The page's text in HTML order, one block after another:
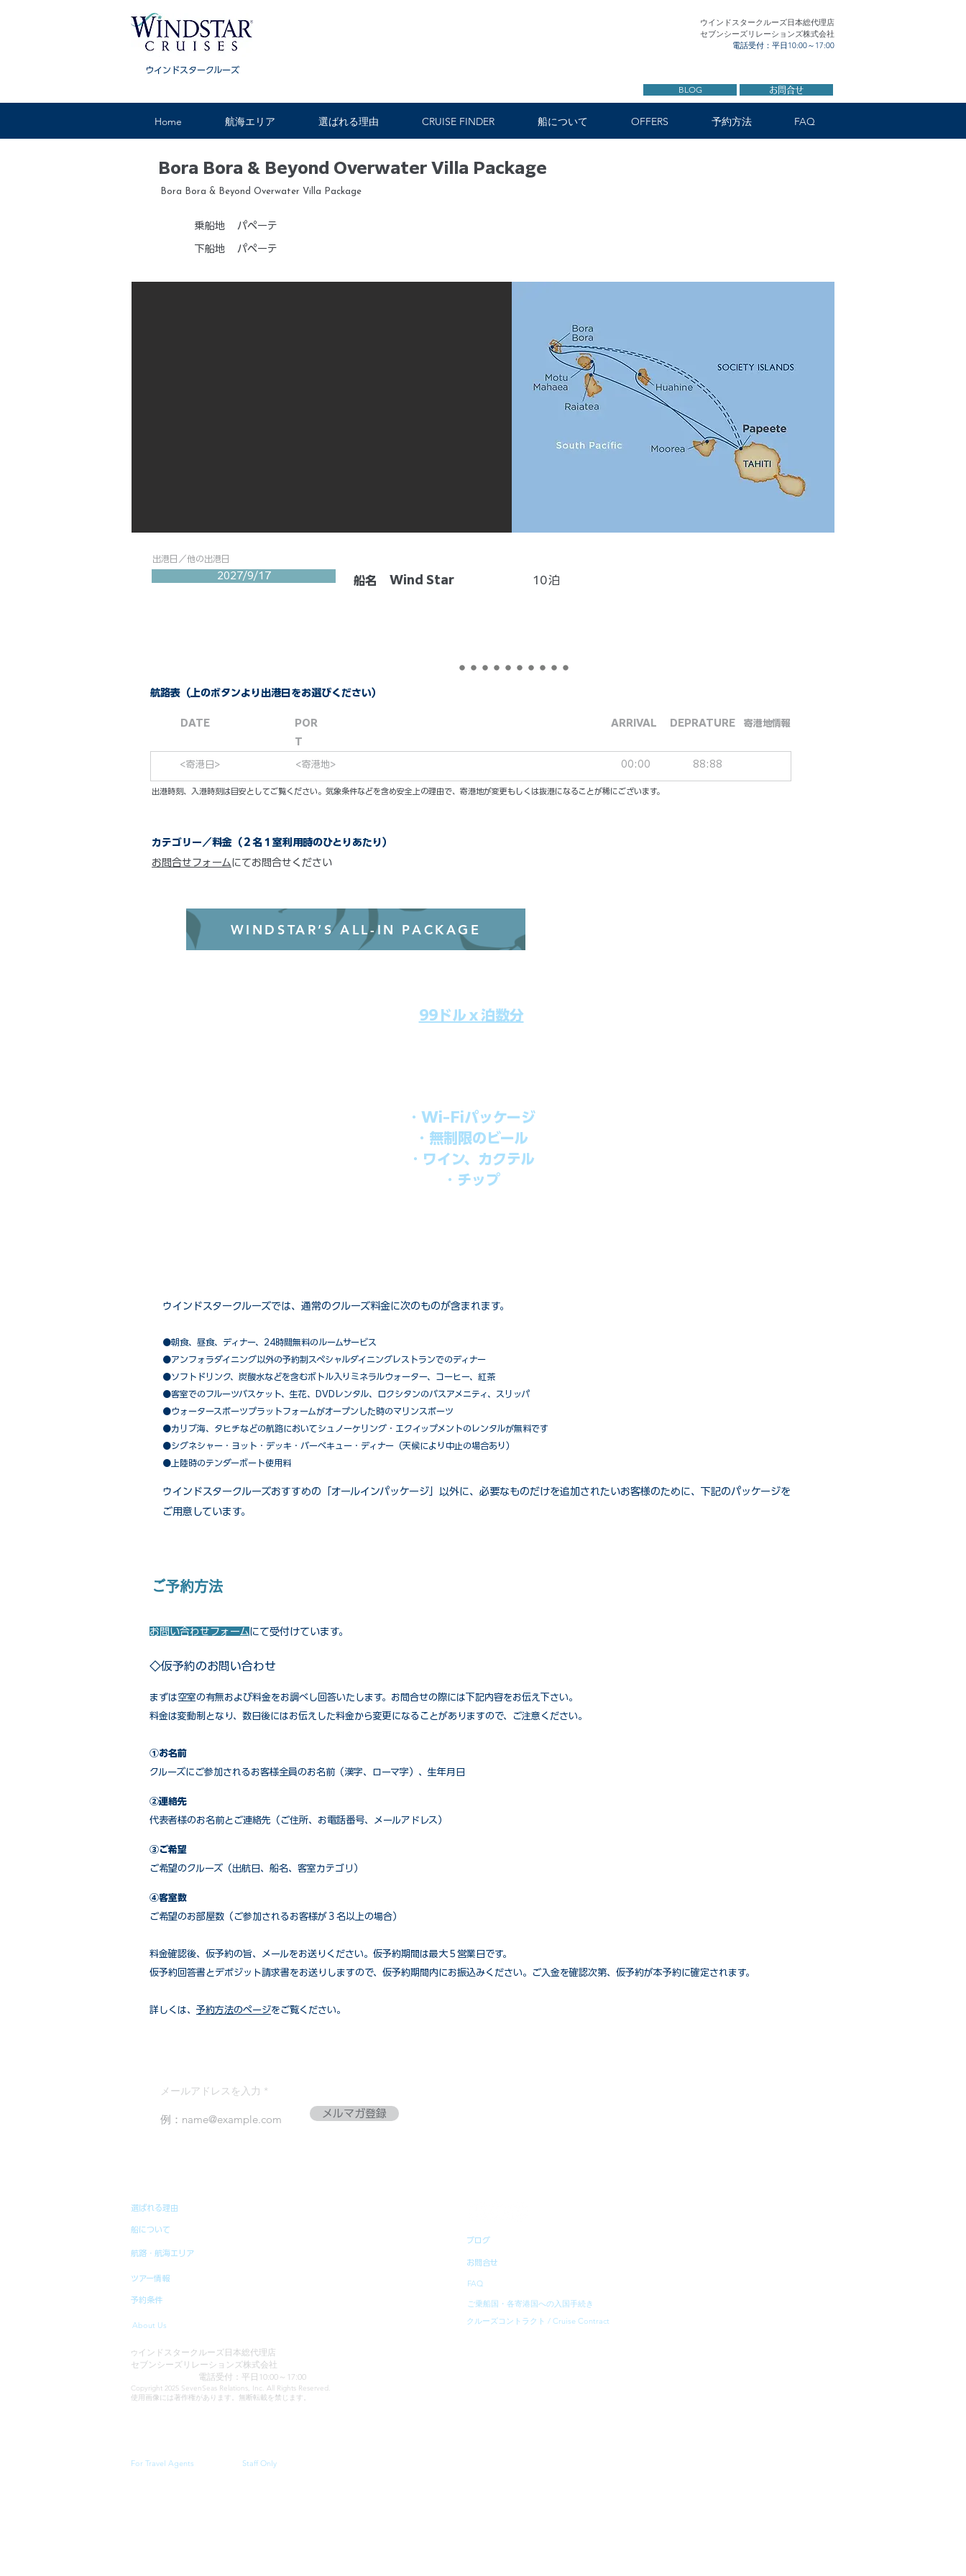
ウインドスタークルーズ
ウインドスタークルーズ日本総代理店
セブンシーズリレーションズ株式会社
電話受付：平日10:00～17:00
BLOG お問合せ
Home 航海エリア 選ばれる理由 CRUISE FINDER 船について OFFERS 予約方法 FAQ
Bora Bora & Beyond Overwater Villa Package
Bora Bora & Beyond Overwater Villa Package
乗船地 パペーテ
下船地 パペーテ
出港日／他の出港日
2027/9/17 船名 Wind Star 10泊
航路表（上のボタンより出港日をお選びください）
DATE
POR
T
ARRIVAL DEPRATURE ​寄港地情報
<寄港日> 00:00 88:88
<寄港地>
​出港時刻、入港時刻は目安としてご覧ください。気象条件などを含め安全上の理由で、寄港地が変更もしくは抜港になることが稀にございます。
カテゴリー／料金（２名１室利用時のひとりあたり）
お問合せフォームにてお問合せください
WINDSTAR’S ALL-IN PACKAGE
99ドルｘ泊数分
・Wi-Fiパッケージ
・無制限のビール
・ワイン、カクテル
・チップ
ウインドスタークルーズでは、通常のクルーズ料金に次のものが含まれます。
●朝食、昼食、ディナー、24時間無料のルームサービス
​●アンフォラダイニング以外の予約制スペシャルダイニングレストランでのディナー
●ソフトドリンク、炭酸水などを含むボトル入りミネラルウォーター、コーヒー、紅茶
●客室でのフルーツバスケット、生花、DVDレンタル、ロクシタンのバスアメニティ、スリッパ
●ウォータースポーツプラットフォームがオープンした時のマリンスポーツ
●カリブ海、タヒチなどの航路においてシュノーケリング・エクイップメントのレンタルが無料です
​●シグネシャー・ヨット・デッキ・バーベキュー・ディナー（天候により中止の場合あり）
●上陸時のテンダーボート使用料
ウインドスタークルーズおすすめの「オールインパッケージ」以外に、必要なものだけを追加されたいお客様のために、下記のパッケージを
ご用意しています。
ご予約方法
お問い合わせフォームにて受付けています。
◇仮予約のお問い合わせ
まずは空室の有無および料金をお調べし回答いたします。お問合せの際には下記内容をお伝え下さい。
料金は変動制となり、数日後にはお伝えした料金から変更になることがありますので、ご注意ください。
①お名前
クルーズにご参加されるお客様全員のお名前（漢字、ローマ字）、生年月日
②連絡先
代表者様のお名前とご連絡先（ご住所、お電話番号、メールアドレス）
③ご希望
ご希望のクルーズ（出航日、船名、客室カテゴリ）
④客室数
ご希望のお部屋数（ご参加されるお客様が３名以上の場合）
​料金確認後、仮予約の旨、メールをお送りください。仮予約期間は最大５営業日です。
仮予約回答書とデポジット請求書をお送りしますので、仮予約期間内にお振込みください。ご入金を確認次第、仮予約が本予約に確定されます。
詳しくは、 予約方法のページをご覧ください。
メールアドレスを入力
メルマガ登録
選ばれる理由
船について
航路・航海エリア
ツアー情報
予約条件
About Us
ブログ
お問合せ
FAQ
クルーズコントラクト / Cruise Contract
ご乗船国・各寄港国への入国手続き
ウ インドスタークルーズ日本総代理店
セブンシーズリレーションズ株式会社
電話受付：平日10:00～17:00
Copyright 2025 SevenSeas Relations, Inc. All Rights Reserved.
使用画像には著作権があります。無断転載を禁じます。
For Travel Agents Staff Only